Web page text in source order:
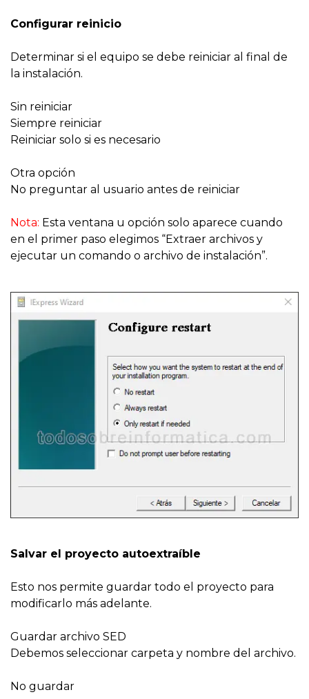
Configurar reinicio
Determinar si el equipo se debe reiniciar al final de
la instalación.
Sin reiniciar
Siempre reiniciar
Reiniciar solo si es necesario
Otra opción
No preguntar al usuario antes de reiniciar
Nota: Esta ventana u opción solo aparece cuando
en el primer paso elegimos “Extraer archivos y
ejecutar un comando o archivo de instalación”.
Salvar el proyecto autoextraíble
Esto nos permite guardar todo el proyecto para
modificarlo más adelante.
Guardar archivo SED
Debemos seleccionar carpeta y nombre del archivo.
No guardar